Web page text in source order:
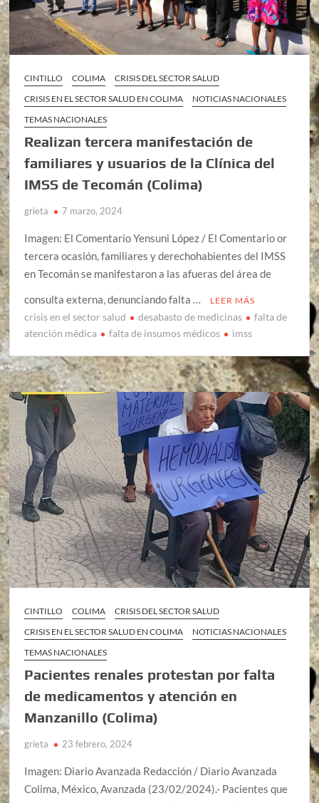
CINTILLO COLIMA
CRISIS DEL SECTOR SALUD
CRISIS EN EL SECTOR SALUD EN COLIMA
NOTICIAS NACIONALES
TEMAS NACIONALES
Realizan tercera manifestación de
familiares y usuarios de la Clínica del
IMSS de Tecomán (Colima)
grieta 7 marzo, 2024
Imagen: El Comentario Yensuni López / El Comentario or
tercera ocasión, familiares y derechohabientes del IMSS
en Tecomán se manifestaron a las afueras del área de
consulta externa, denunciando falta …
LEER MÁS
crisis en el sector salud desabasto de medicinas
falta de
atención médica
falta de insumos médicos imss
CINTILLO COLIMA
CRISIS DEL SECTOR SALUD
CRISIS EN EL SECTOR SALUD EN COLIMA
NOTICIAS NACIONALES
TEMAS NACIONALES
Pacientes renales protestan por falta
de medicamentos y atención en
Manzanillo (Colima)
grieta 23 febrero, 2024
Imagen: Diario Avanzada Redacción / Diario Avanzada
Colima, México, Avanzada (23/02/2024).- Pacientes que